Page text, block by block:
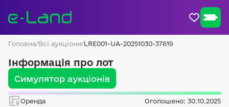
Головна/Всі аукціони/LRE001-UA-20251030-37619
Інформація про лот
Симулятор аукціонів
Оренда Оголошено: 30.10.2025